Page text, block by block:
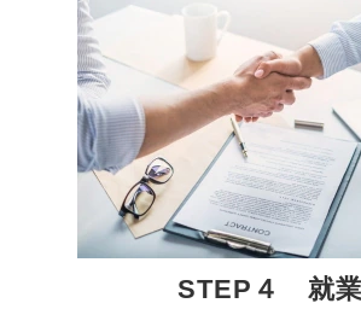
STEP４　就業